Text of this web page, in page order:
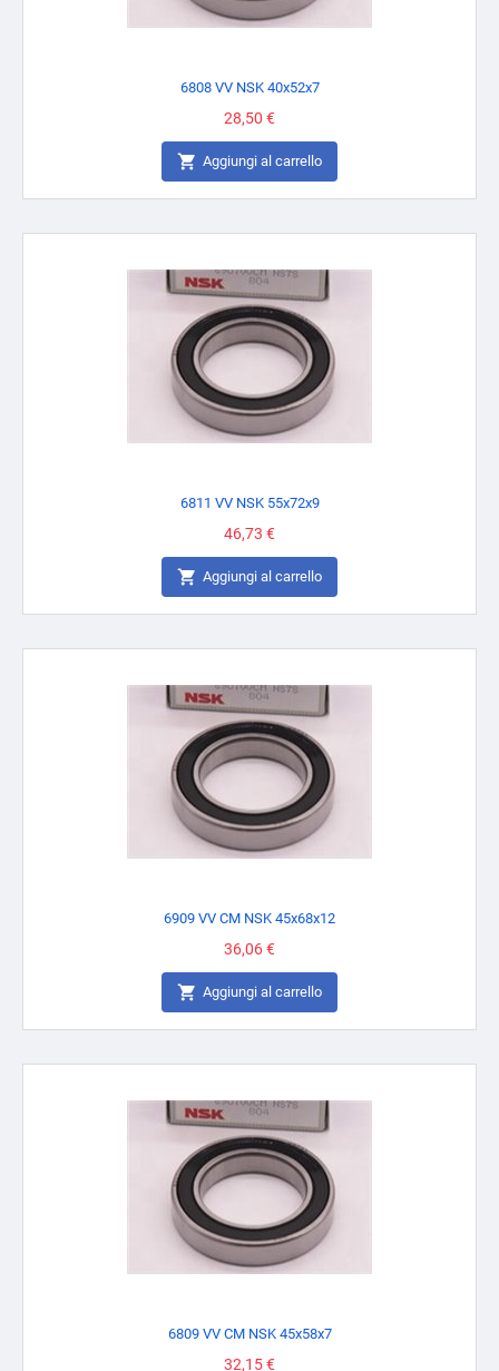
6808 VV NSK 40x52x7
Prezzo
28,50 €
 Aggiungi al carrello
6811 VV NSK 55x72x9
Prezzo
46,73 €
 Aggiungi al carrello
6909 VV CM NSK 45x68x12
Prezzo
36,06 €
 Aggiungi al carrello
6809 VV CM NSK 45x58x7
Prezzo
32,15 €